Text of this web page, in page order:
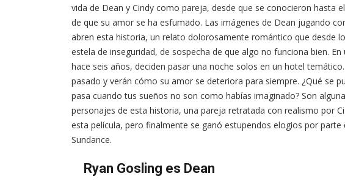
vida de Dean y Cindy como pareja, desde que se conocieron hasta
de que su amor se ha esfumado. Las imágenes de Dean jugando
abren esta historia, un relato dolorosamente romántico que desde
estela de inseguridad, de sospecha de que algo no funciona bien.
hace seis años, deciden pasar una noche solos en un hotel
pasado y verán cómo su amor se deteriora para siempre. ¿Qué se
pasa cuando tus sueños no son como habías imaginado? Son
personajes de esta historia, una pareja retratada con realismo por
esta película, pero finalmente se ganó estupendos elogios por
Sundance.
Ryan Gosling es Dean